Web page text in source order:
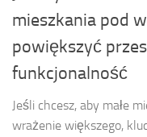
mieszkania pod
powiększyć
funkcjonalność
Jeśli chcesz, aby małe
wrażenie większego,